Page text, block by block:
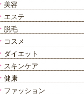
美容
エステ
脱毛
コスメ
ダイエット
スキンケア
健康
ファッション